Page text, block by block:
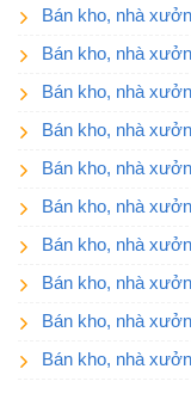
Bán kho, nhà
Bán kho, nhà
Bán kho, nhà
Bán kho, nhà
Bán kho, nhà
Bán kho, nhà
Bán kho, nhà
Bán kho, nhà
Bán kho, nhà
Bán kho, nhà